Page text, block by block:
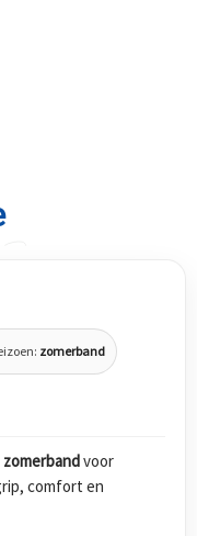
zomerband
zomerbandvoor
comfort en